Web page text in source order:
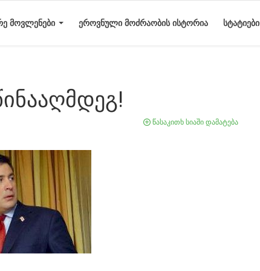
ᲛᲝᲕᲚᲔᲜᲔᲑᲘ ᲔᲠᲝᲕᲜᲣᲚᲘ ᲛᲝᲫᲠᲐᲝᲑᲘᲡ ᲘᲡᲢᲝᲠᲘᲐ ᲡᲢᲐᲢᲘᲔᲑᲘ
წასაკითხ სიაში დამატება